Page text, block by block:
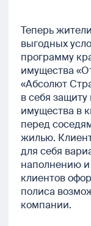
Теперь
выгодных
программу
имущества
«Абсолют
в себя
имущества в
перед
жилью.
для себя
наполнению и
клиентов
полиса
компании.